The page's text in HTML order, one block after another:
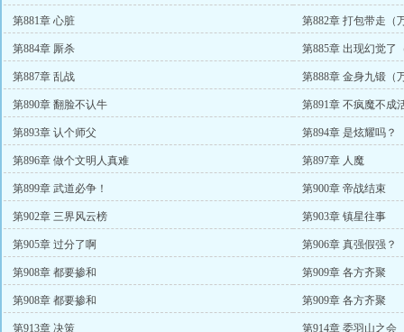
第881章 心脏 第882章 打包带走（
第884章 厮杀 第885章 出现幻觉了
第887章 乱战 第888章 金身九锻（
第890章 翻脸不认牛 第891章 不疯魔不成
第893章 认个师父 第894章 是炫耀吗？
第896章 做个文明人真难 第897章 人魔
第899章 武道必争！ 第900章 帝战结束
第902章 三界风云榜 第903章 镇星往事
第905章 过分了啊 第906章 真强假强？
第908章 都要掺和 第909章 各方齐聚
第908章 都要掺和 第909章 各方齐聚
第913章 决策 第914章 委羽山之会